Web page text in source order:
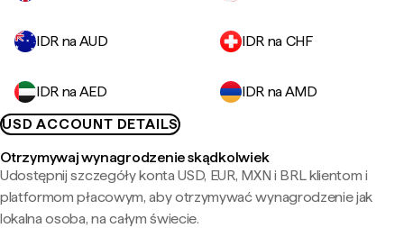
IDR na AUD IDR na CHF
IDR na AED
IDR na AMD
USD ACCOUNT DETAILS
Otrzymywaj wynagrodzenie skądkolwiek
Udostępnij szczegóły konta USD, EUR, MXN i BRL klientom i
platformom płacowym, aby otrzymywać wynagrodzenie jak
lokalna osoba, na całym świecie.